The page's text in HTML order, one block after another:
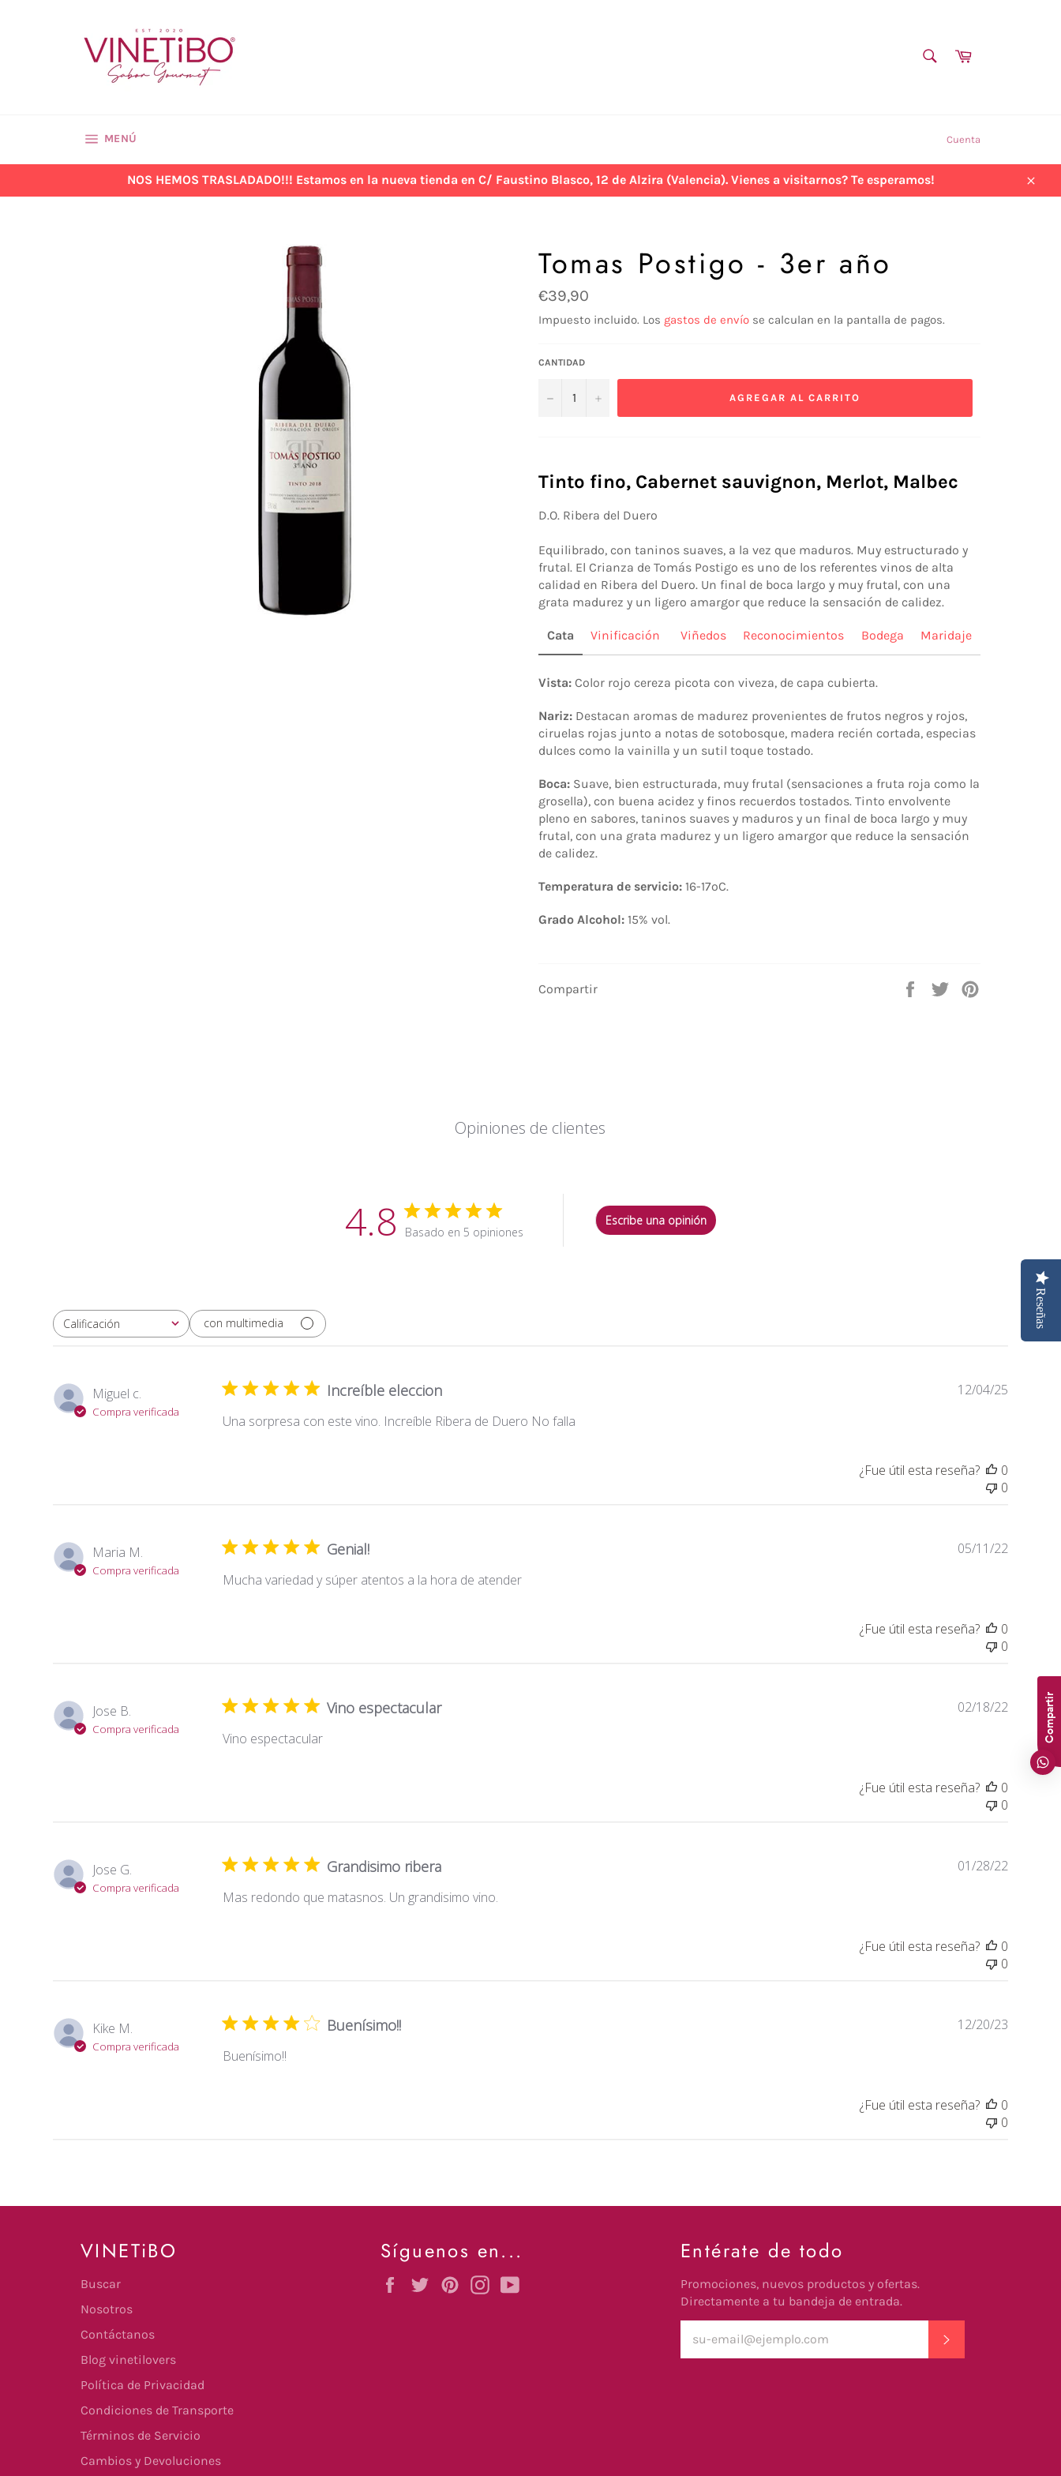
Carrito
MENÚ Cuenta
NOS HEMOS TRASLADADO!!! Estamos en la nueva tienda en C/ Faustino Blasco, 12 de Alzira (Valencia). Vienes a visitarnos? Te esperamos!
Tomas Postigo - 3er año
Precio
habitual
€39,90
Impuesto incluido. Los gastos de envío se calculan en la pantalla de pagos.
CANTIDAD
− + AGREGAR AL CARRITO
Tinto fino, Cabernet sauvignon, Merlot, Malbec
D.O. Ribera del Duero
Equilibrado, con taninos suaves, a la vez que maduros. Muy estructurado y
frutal. El Crianza de Tomás Postigo es uno de los referentes vinos de alta
calidad en Ribera del Duero. Un final de boca largo y muy frutal, con una
grata madurez y un ligero amargor que reduce la sensación de calidez.
Cata
Vista: Color rojo cereza picota con viveza, de capa cubierta.
Nariz: Destacan aromas de madurez provenientes de frutos negros y rojos,
ciruelas rojas junto a notas de sotobosque, madera recién cortada, especias
dulces como la vainilla y un sutil toque tostado.
Boca: Suave, bien estructurada, muy frutal (sensaciones a fruta roja como la
grosella), con buena acidez y finos recuerdos tostados. Tinto envolvente
pleno en sabores, taninos suaves y maduros y un final de boca largo y muy
frutal, con una grata madurez y un ligero amargor que reduce la sensación
de calidez.
Temperatura de servicio: 16-17ºC.
Grado Alcohol: 15% vol.
Vinificación Viñedos Reconocimientos Bodega Maridaje
Compartir
Compartir
Tuitear
Opiniones de clientes
4.8 Basado en 5 opiniones
Escribe una opinión
Calificación
Todas las clasificaciones con multimedia
Miguel c.
Compra verificada
Increíble eleccion
Una sorpresa con este vino. Increíble Ribera de Duero No falla
Fecha
12/04/25
¿Fue útil esta reseña?
0
0
Maria M.
Compra verificada
Genial!
Mucha variedad y súper atentos a la hora de atender
Fecha
05/11/22
¿Fue útil esta reseña?
0
0
Jose B.
Compra verificada
Vino espectacular
Vino espectacular
Fecha
02/18/22
¿Fue útil esta reseña?
0
0
Jose G.
Compra verificada
Grandisimo ribera
Mas redondo que matasnos. Un grandisimo vino.
Fecha
01/28/22
¿Fue útil esta reseña?
0
0
Kike M.
Compra verificada
Buenísimo!!
Buenísimo!!
Fecha
12/20/23
¿Fue útil esta reseña?
0
0
VINETiBO
Buscar
Nosotros
Contáctanos
Blog vinetilovers
Política de Privacidad
Condiciones de Transporte
Términos de Servicio
Cambios y Devoluciones
Síguenos en...
FacebookTwitterPinterestInstagram
Entérate de todo
Promociones, nuevos productos y ofertas.
Directamente a tu bandeja de entrada.
Reseñas
Compartir